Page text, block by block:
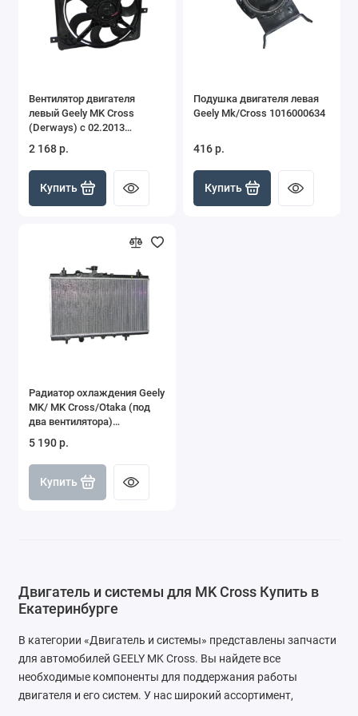
MK
MK Cross
Otaka
Emgrand New 2024-
Вентилятор двигателя
левый Geely MK Cross
(Derways) c 02.2013
2 168 р.
Купить
Подушка двигателя левая
Geely Mk/Cross 1016000634
416 р.
Купить
Радиатор охлаждения Geely
MK/ MK Cross/Otaka (под
два вентилятора)
5 190 р.
Купить
Двигатель и системы для MK Cross Купить в
Екатеринбурге
В категории «Двигатель и системы» представлены запчасти
для автомобилей GEELY MK Cross. Вы найдете все
необходимые компоненты для поддержания работы
двигателя и его систем. У нас широкий ассортимент,